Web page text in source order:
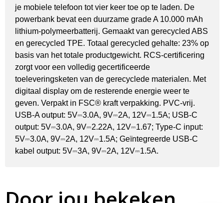
je mobiele telefoon tot vier keer toe op te laden. De
powerbank bevat een duurzame grade A 10.000 mAh
lithium-polymeerbatterij. Gemaakt van gerecycled ABS
en gerecycled TPE. Totaal gerecycled gehalte: 23% op
basis van het totale productgewicht. RCS-certificering
zorgt voor een volledig gecertificeerde
toeleveringsketen van de gerecyclede materialen. Met
digitaal display om de resterende energie weer te
geven. Verpakt in FSC® kraft verpakking. PVC-vrij.
USB-A output: 5V⎓3.0A, 9V⎓2A, 12V⎓1.5A; USB-C
output: 5V⎓3.0A, 9V⎓2.22A, 12V⎓1.67; Type-C input:
5V⎓3.0A, 9V⎓2A, 12V⎓1.5A; Geïntegreerde USB-C
kabel output: 5V⎓3A, 9V⎓2A, 12V⎓1.5A.